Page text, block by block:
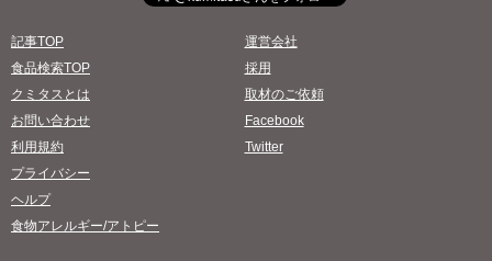
記事TOP
食品検索TOP
クミタスとは
お問い合わせ
利用規約
プライバシー
ヘルプ
食物アレルギー/アトピー
運営会社
採用
取材のご依頼
Facebook
Twitter